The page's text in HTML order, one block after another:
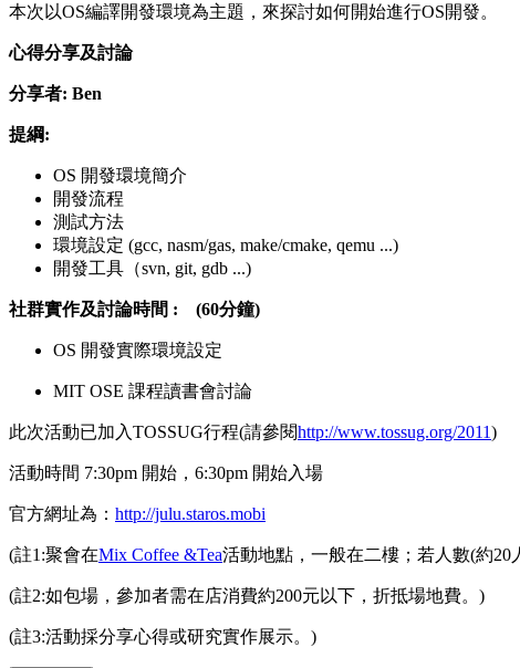
本次以OS編譯開發環境為主題，來探討如何開始進行OS開發。
心得分享及討論
分享者: Ben
提綱:
OS 開發環境簡介
開發流程
測試方法
環境設定 (gcc, nasm/gas, make/cmake, qemu ...)
開發工具（svn, git, gdb ...)
社群實作及討論時間 : (60分鐘)
OS 開發實際環境設定
MIT OSE 課程讀書會討論
此次活動已加入TOSSUG行程(請參閱http://www.tossug.org/2011)
活動時間 7:30pm 開始，6:30pm 開始入場
官方網址為： http://julu.staros.mobi
(註1:聚會在Mix Coffee &Tea活動地點，一般在二樓；若人數(約
(註2:如包場，參加者需在店消費約200元以下，折抵場地費。)
(註3:活動採分享心得或研究實作展示。)